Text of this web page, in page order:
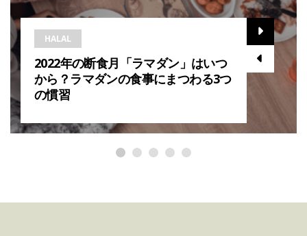
HALAL
2022年の断食月「ラマダン」はいつ
から？ラマダンの食事にまつわる3つ
の慣習